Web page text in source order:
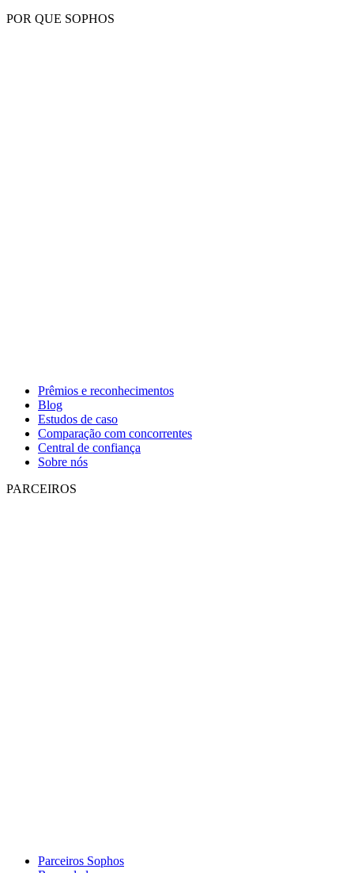
POR QUE SOPHOS
Prêmios e reconhecimentos
Blog
Estudos de caso
Comparação com concorrentes
Central de confiança
Sobre nós
PARCEIROS
Parceiros Sophos